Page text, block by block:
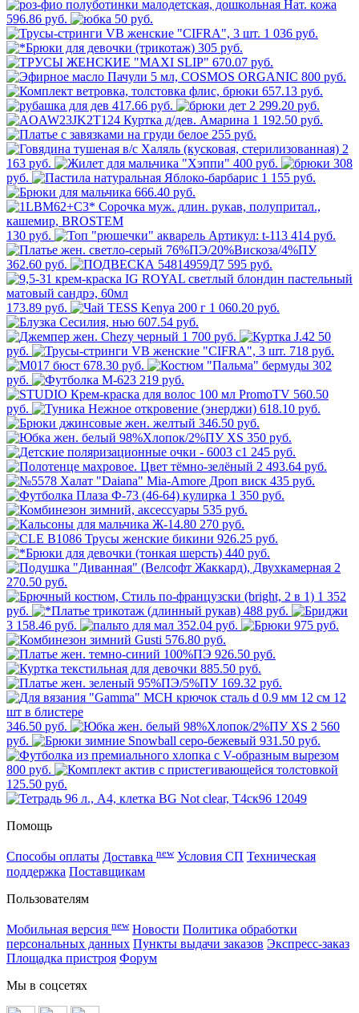
596.86 руб.
50 руб.
1 036 руб.
305 руб.
670.07 руб.
800 руб.
657.13 руб.
417.66 руб.
2 299.20 руб.
1 192.50 руб.
255 руб.
2
163 руб.
400 руб.
308
руб.
1 155 руб.
666.40 руб.
130 руб. 414 руб.
362.60 руб. 595 руб.
173.89 руб.
1 060.20 руб.
607.54 руб.
1 700 руб.
50
руб.
718 руб.
678.30 руб.
302
руб.
219 руб.
560.50
руб.
618.10 руб.
346.50 руб.
350 руб.
245 руб.
2 493.64 руб.
435 руб.
1 350 руб.
535 руб.
270 руб.
926.25 руб.
440 руб.
2
270.50 руб.
1 352
руб.
488 руб.
3 158.46 руб.
352.04 руб.
975 руб.
576.80 руб.
926.50 руб.
885.50 руб.
169.32 руб.
346.50 руб.
2 560
руб.
931.50 руб.
800 руб.
125.50 руб.
Помощь
Способы оплаты Доставка new Условия СП Техническая
поддержка Поставщикам
Пользователям
Мобильная версия new Новости Политика обработки
персональных данных Пункты выдачи заказов Экспресс-заказ
Площадка пристроя Форум
Мы в соцсетях